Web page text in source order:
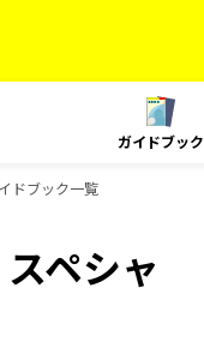
ガイドブック
ドブック一覧
ペシャ